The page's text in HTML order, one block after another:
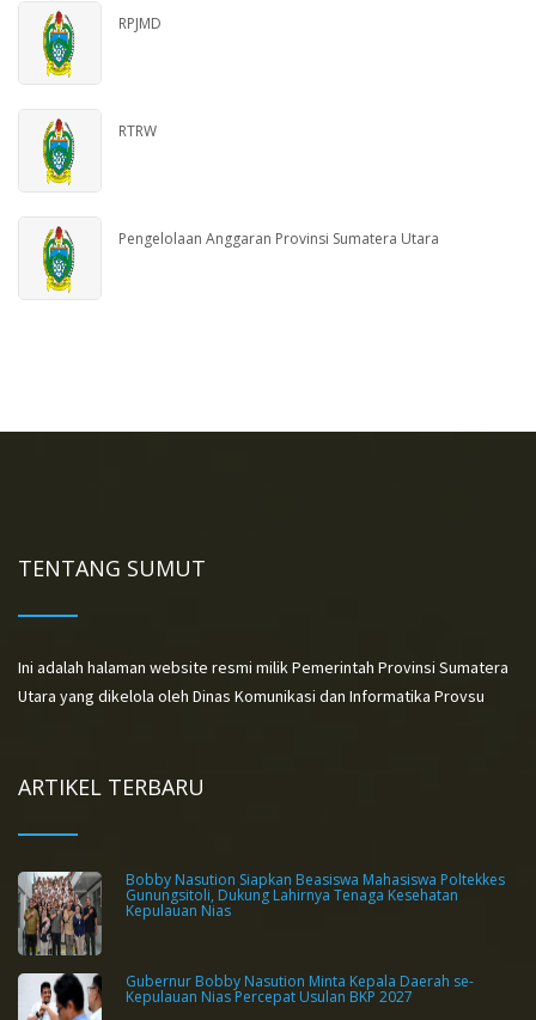
RPJMD
RTRW
Pengelolaan Anggaran Provinsi Sumatera Utara
TENTANG SUMUT
Ini adalah halaman website resmi milik Pemerintah Provinsi Sumatera
Utara yang dikelola oleh Dinas Komunikasi dan Informatika Provsu
ARTIKEL TERBARU
Bobby Nasution Siapkan Beasiswa Mahasiswa Poltekkes
Gunungsitoli, Dukung Lahirnya Tenaga Kesehatan
Kepulauan Nias
Gubernur Bobby Nasution Minta Kepala Daerah se-
Kepulauan Nias Percepat Usulan BKP 2027